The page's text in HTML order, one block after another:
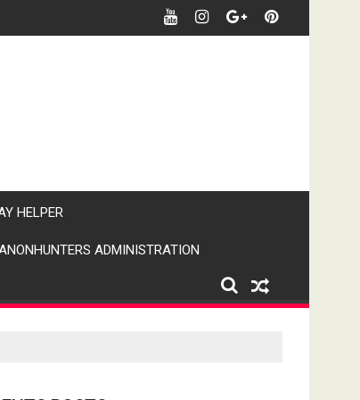
(IPN)इंडिया पब्लिक न्यूज।
HELPER
ADMINISTRATION